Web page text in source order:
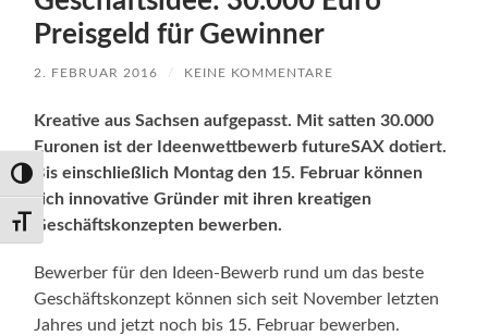
Umschalten auf hohe Kontraste
Schrift vergrößern
Preisgeld für Gewinner
2. FEBRUAR 2016 / KEINE KOMMENTARE
Kreative aus Sachsen aufgepasst. Mit satten 30.000
Euronen ist der Ideenwettbewerb futureSAX dotiert.
Bis einschließlich Montag den 15. Februar können
sich innovative Gründer mit ihren kreatigen
Geschäftskonzepten bewerben.
Bewerber für den Ideen-Bewerb rund um das beste
Geschäftskonzept können sich seit November letzten
Jahres und jetzt noch bis 15. Februar bewerben.